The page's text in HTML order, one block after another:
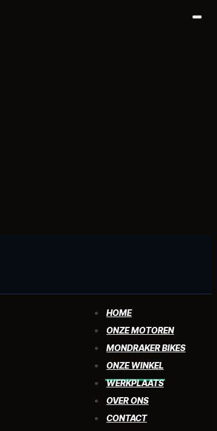
HOME
ONZE MOTOREN
MONDRAKER BIKES
ONZE WINKEL
WERKPLAATS
OVER ONS
CONTACT